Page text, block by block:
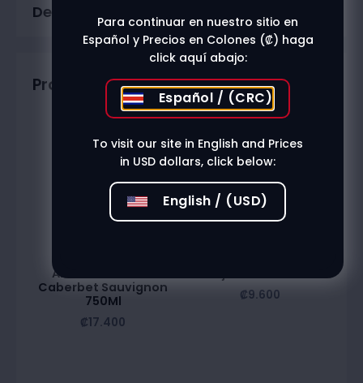
Description
Productos relacionados
Alta Vista Estate
Caberbet Sauvignon
750Ml
₡17.400
₡9.600
Para continuar en nuestro sitio en
Español y Precios en Colones (₡) haga
click aquí abajo:
Español / (CRC)
To visit our site in English and Prices
in USD dollars, click below:
English / (USD)